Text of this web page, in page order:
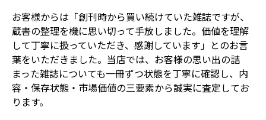
お客様からは「創刊時から買い続けていた雑誌ですが、
蔵書の整理を機に思い切って手放しました。価値を理解
して丁寧に扱っていただき、感謝しています」とのお言
葉をいただきました。当店では、お客様の思い出の詰
まった雑誌についても一冊ずつ状態を丁寧に確認し、内
容・保存状態・市場価値の三要素から誠実に査定してお
ります。